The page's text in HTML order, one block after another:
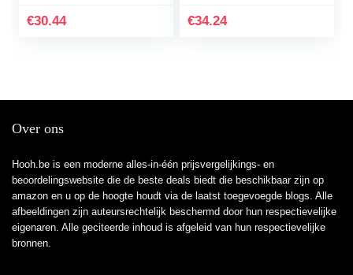
€30.44
Bescheiden Badmode
€34.24
Over ons
Hooh.be is een moderne alles-in-één prijsvergelijkings- en
beoordelingswebsite die de beste deals biedt die beschikbaar zijn op
amazon en u op de hoogte houdt via de laatst toegevoegde blogs. Alle
afbeeldingen zijn auteursrechtelijk beschermd door hun respectievelijke
eigenaren. Alle geciteerde inhoud is afgeleid van hun respectievelijke
bronnen.